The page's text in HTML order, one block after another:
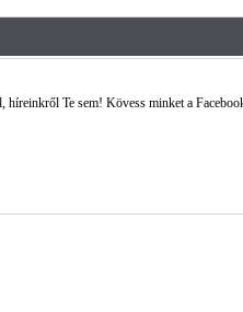
Te sem! Kövess minket a